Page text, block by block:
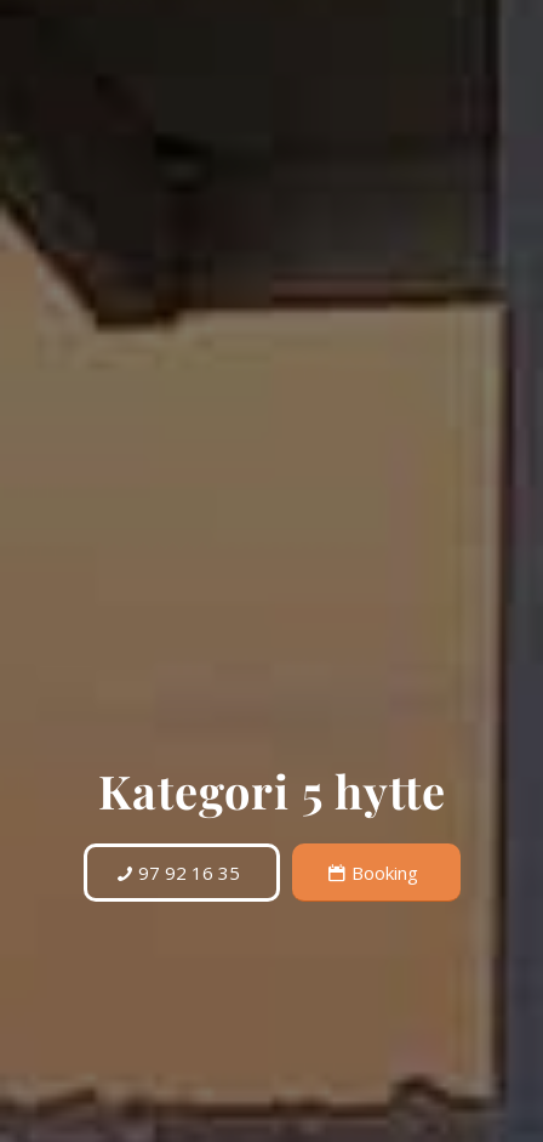
Kategori 5 hytte
97 92 16 35 Booking